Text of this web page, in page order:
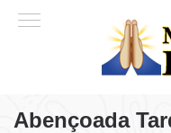
Abençoada